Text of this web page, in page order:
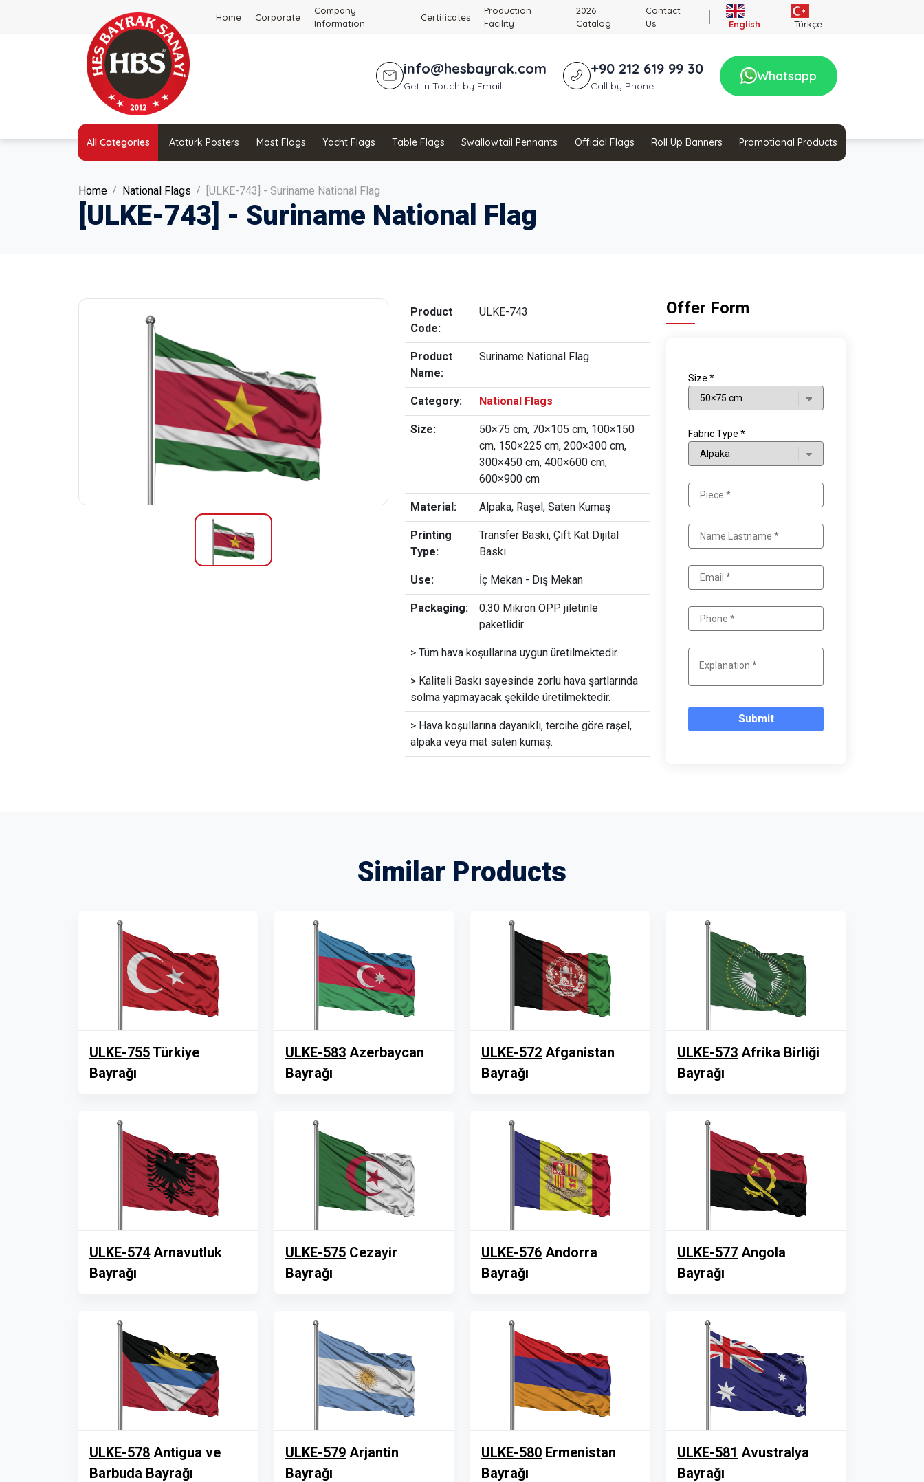
Home Corporate
Company
Information
Certificates
Production
Facility
2026
Catalog
Contact
Us
English Türkçe
info@hesbayrak.com
Get in Touch by Email
+90 212 619 99 30
Call by Phone
Whatsapp
All Categories Atatürk Posters Mast Flags Yacht Flags Table Flags Swallowtail Pennants Official Flags Roll Up Banners Promotional Products
Home National Flags [ULKE-743] - Suriname National Flag
[ULKE-743] - Suriname National Flag
Product
Code:
ULKE-743
Product
Name:
Suriname National Flag
Category: National Flags
Size:
50×75 cm, 70×105 cm, 100×150
cm, 150×225 cm, 200×300 cm,
300×450 cm, 400×600 cm,
600×900 cm
Material: Alpaka, Raşel, Saten Kumaş
Printing
Type:
Transfer Baskı, Çift Kat Dijital
Baskı
Use: İç Mekan - Dış Mekan
Packaging:
0.30 Mikron OPP jiletinle
paketlidir
> Tüm hava koşullarına uygun üretilmektedir.
> Kaliteli Baskı sayesinde zorlu hava şartlarında
solma yapmayacak şekilde üretilmektedir.
> Hava koşullarına dayanıklı, tercihe göre raşel,
alpaka veya mat saten kumaş.
Offer Form
Size *
Fabric Type *
Submit
Similar Products
ULKE-755Türkiye
Bayrağı
ULKE-583 Azerbaycan
Bayrağı
ULKE-572 Afganistan
Bayrağı
ULKE-573 Afrika Birliği
Bayrağı
ULKE-574Arnavutluk
Bayrağı
ULKE-575 Cezayir
Bayrağı
ULKE-576 Andorra
Bayrağı
ULKE-577 Angola
Bayrağı
ULKE-578 Antigua ve
Barbuda Bayrağı
ULKE-579 Arjantin
Bayrağı
ULKE-580 Ermenistan
Bayrağı
ULKE-581 Avustralya
Bayrağı